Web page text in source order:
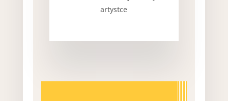
artystce